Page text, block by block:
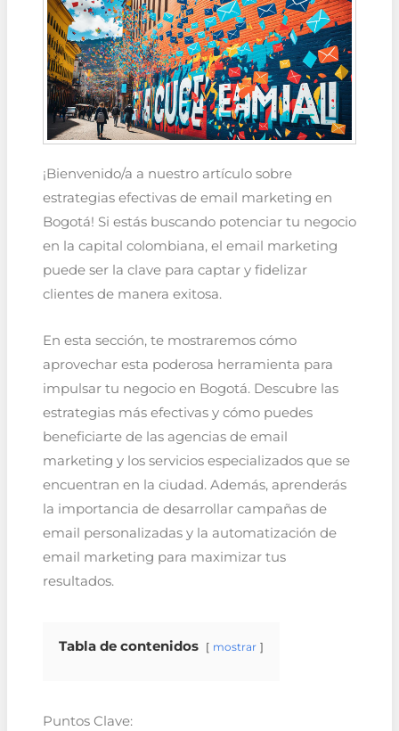
¡Bienvenido/a a nuestro artículo sobre
estrategias efectivas de email marketing en
Bogotá! Si estás buscando potenciar tu negocio
en la capital colombiana, el email marketing
puede ser la clave para captar y fidelizar
clientes de manera exitosa.
En esta sección, te mostraremos cómo
aprovechar esta poderosa herramienta para
impulsar tu negocio en Bogotá. Descubre las
estrategias más efectivas y cómo puedes
beneficiarte de las agencias de email
marketing y los servicios especializados que se
encuentran en la ciudad. Además, aprenderás
la importancia de desarrollar campañas de
email personalizadas y la automatización de
email marketing para maximizar tus
resultados.
Tabla de contenidos mostrar
Puntos Clave: